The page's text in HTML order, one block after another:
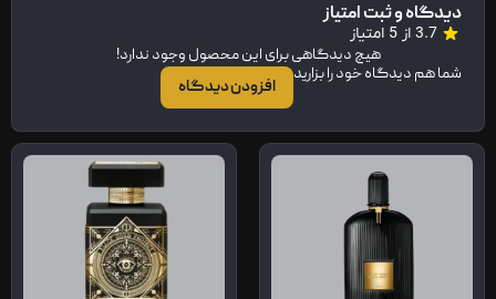
دیدگاه و ثبت امتیاز
3.7 از 5 امتیاز
هیچ دیدگاهی برای این محصول وجود ندارد!
شما هم دیدگاه خود را بزارید
افزودن دیدگاه